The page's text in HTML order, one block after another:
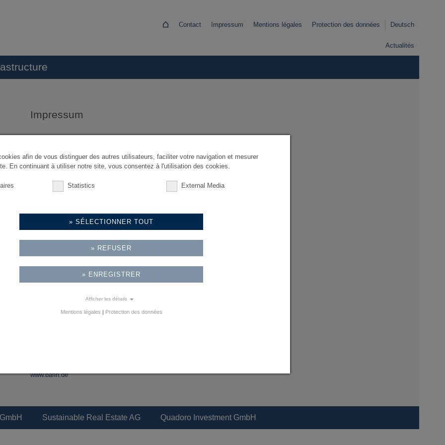
Contact Impressum Mentions légales Protection des données Deutsch
Actualités
Impressum
Quadoro Investment GmbH
Berliner Straße 114
Tél. +49 69 247559 310
kvg@quadoro.com
Directeurs:
Michael Denk, Dr. Peter E. Hein, Torben Werner
Registre du commerce:
Amtsgericht Offenbach am Main, HRB 43802
ID impôt sur le chiffre d’affaires:
Autorité de surveillance:
www.bafin.de
Sustainable Real Estate AG Quadoro Investment GmbH
afin de vous distinguer des autres utilisateurs, faciliter votre navigation et mesurer
En continuant à utiliser notre site, vous consentez à l'utilisation des cookies.
Statistics External Media
SÉLECTIONNER TOUT
REFUSER
ENREGISTRER
Afficher les détails
Mentions légales Protection des données